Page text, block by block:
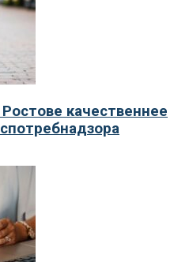
качественнее